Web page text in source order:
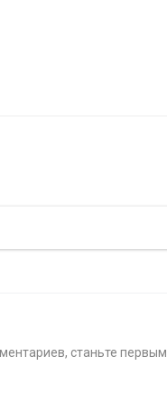
станьте первым.